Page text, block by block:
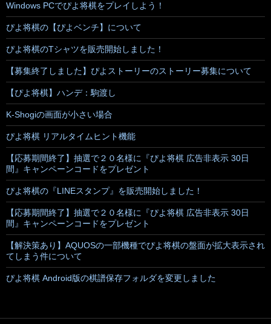
Windows PCでぴよ将棋をプレイしよう！
ぴよ将棋の【ぴよベンチ】について
ぴよ将棋のTシャツを販売開始しました！
【募集終了しました】ぴよストーリーのストーリー募集について
【ぴよ将棋】ハンデ：駒渡し
K-Shogiの画面が小さい場合
ぴよ将棋 リアルタイムヒント機能
【応募期間終了】抽選で２０名様に『ぴよ将棋 広告非表示 30日
間』キャンペーンコードをプレゼント
ぴよ将棋の『LINEスタンプ』を販売開始しました！
【応募期間終了】抽選で２０名様に『ぴよ将棋 広告非表示 30日
間』キャンペーンコードをプレゼント
【解決策あり】AQUOSの一部機種でぴよ将棋の盤面が拡大表示され
てしまう件について
ぴよ将棋 Android版の棋譜保存フォルダを変更しました